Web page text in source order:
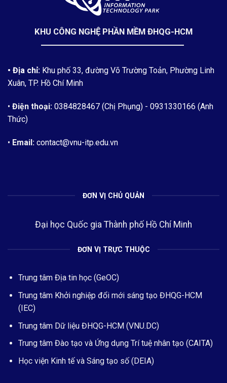
KHU CÔNG NGHỆ PHẦN MỀM ĐHQG-HCM
• Địa chỉ: Khu phố 33, đường Võ Trường Toản, Phường Linh
Xuân, TP. Hồ Chí Minh
• Điện thoại: 0384828467 (Chị Phụng) - 0931330166 (Anh
Thức)
• Email: contact@vnu-itp.edu.vn
ĐƠN VỊ CHỦ QUẢN
Đại học Quốc gia Thành phố Hồ Chí Minh
ĐƠN VỊ TRỰC THUỘC
Trung tâm Địa tin học (GeOC)
Trung tâm Khởi nghiệp đổi mới sáng tạo ĐHQG-HCM
(IEC)
Trung tâm Dữ liệu ĐHQG-HCM (VNU.DC)
Trung tâm Đào tạo và Ứng dụng Trí tuệ nhân tạo (CAITA)
Học viện Kinh tế và Sáng tạo số (DEIA)